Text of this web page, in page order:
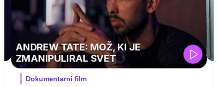
MOJ PRIJATELJ PINGVIN
Film meseca / družinski, pustolovski